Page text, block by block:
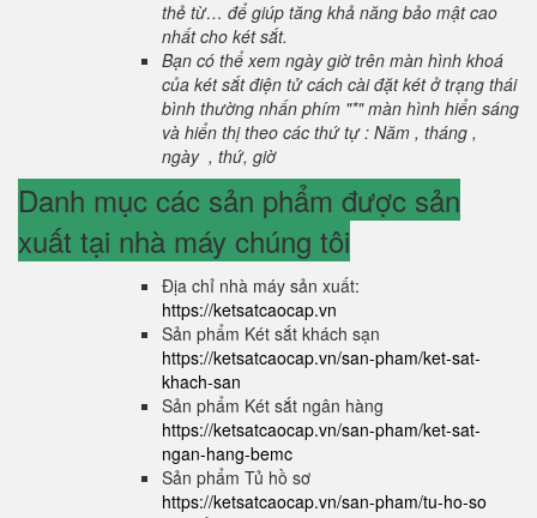
thẻ từ… để giúp tăng khả năng bảo mật cao
nhất cho két sắt.
Bạn có thể xem ngày giờ trên màn hình khoá
của két sắt điện tử cách cài đặt két ở trạng thái
bình thường nhấn phím "*" màn hình hiển sáng
và hiển thị theo các thứ tự : Năm , tháng ,
ngày , thứ, giờ
Danh mục các sản phẩm được sản
xuất tại nhà máy chúng tôi
Địa chỉ nhà máy sản xuất:
https://ketsatcaocap.vn
Sản phẩm Két sắt khách sạn
https://ketsatcaocap.vn/san-pham/ket-sat-
khach-san
Sản phẩm Két sắt ngân hàng
https://ketsatcaocap.vn/san-pham/ket-sat-
ngan-hang-bemc
Sản phẩm Tủ hồ sơ
https://ketsatcaocap.vn/san-pham/tu-ho-so